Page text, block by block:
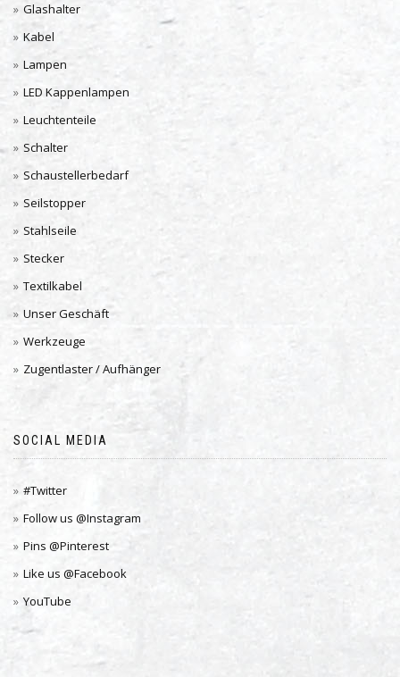
Glashalter
Kabel
Lampen
LED Kappenlampen
Leuchtenteile
Schalter
Schaustellerbedarf
Seilstopper
Stahlseile
Stecker
Textilkabel
Unser Geschäft
Werkzeuge
Zugentlaster / Aufhänger
SOCIAL MEDIA
#Twitter
Follow us @Instagram
Pins @Pinterest
Like us @Facebook
YouTube